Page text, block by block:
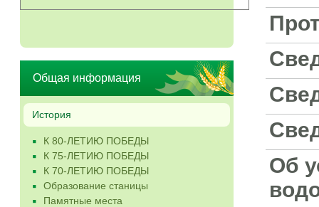
Общая информация
История
К 80-ЛЕТИЮ ПОБЕДЫ
К 75-ЛЕТИЮ ПОБЕДЫ
К 70-ЛЕТИЮ ПОБЕДЫ
Образование станицы
Памятные места
Об